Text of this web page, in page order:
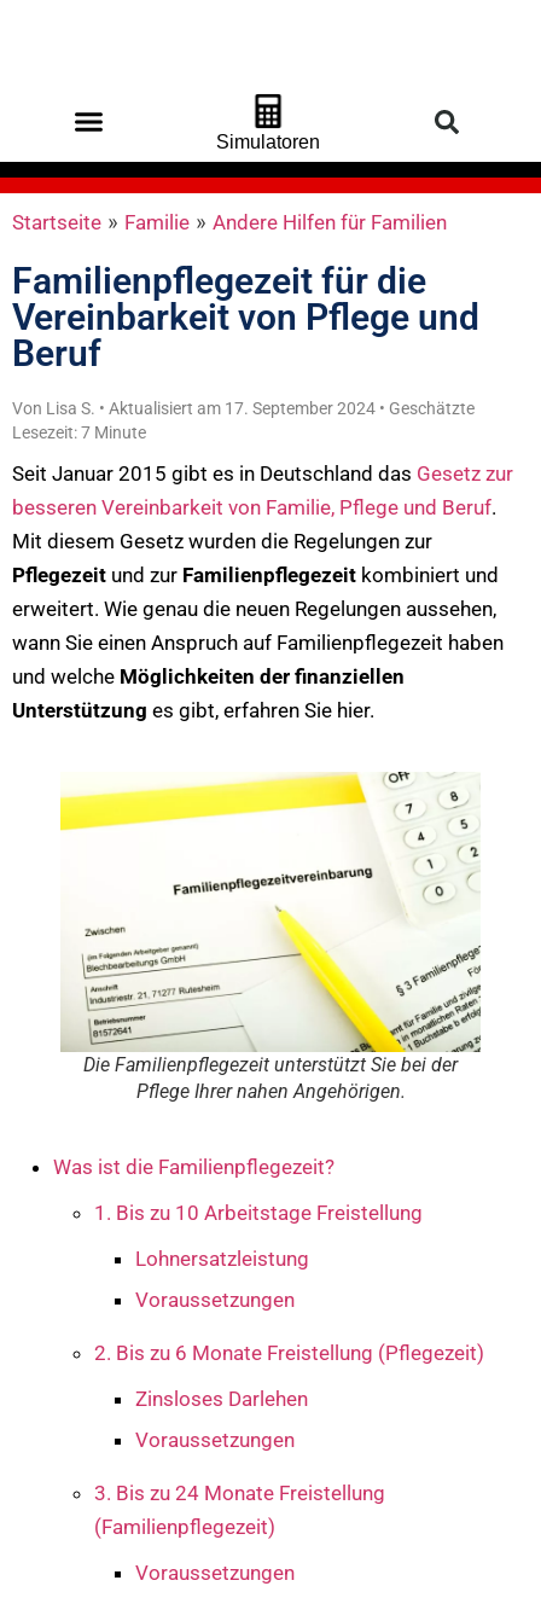
Simulatoren
Startseite » Familie » Andere Hilfen für Familien
Familienpflegezeit für die
Vereinbarkeit von Pflege und
Beruf
Von Lisa S. • Aktualisiert am 17. September 2024 • Geschätzte
Lesezeit: 7 Minute
Seit Januar 2015 gibt es in Deutschland das Gesetz zur
besseren Vereinbarkeit von Familie, Pflege und Beruf.
Mit diesem Gesetz wurden die Regelungen zur
Pflegezeit und zur Familienpflegezeit kombiniert und
erweitert. Wie genau die neuen Regelungen aussehen,
wann Sie einen Anspruch auf Familienpflegezeit haben
und welche Möglichkeiten der finanziellen
Unterstützung es gibt, erfahren Sie hier.
Die Familienpflegezeit unterstützt Sie bei der
Pflege Ihrer nahen Angehörigen.
Was ist die Familienpflegezeit?
1. Bis zu 10 Arbeitstage Freistellung
Lohnersatzleistung
Voraussetzungen
2. Bis zu 6 Monate Freistellung (Pflegezeit)
Zinsloses Darlehen
Voraussetzungen
3. Bis zu 24 Monate Freistellung
(Familienpflegezeit)
Voraussetzungen